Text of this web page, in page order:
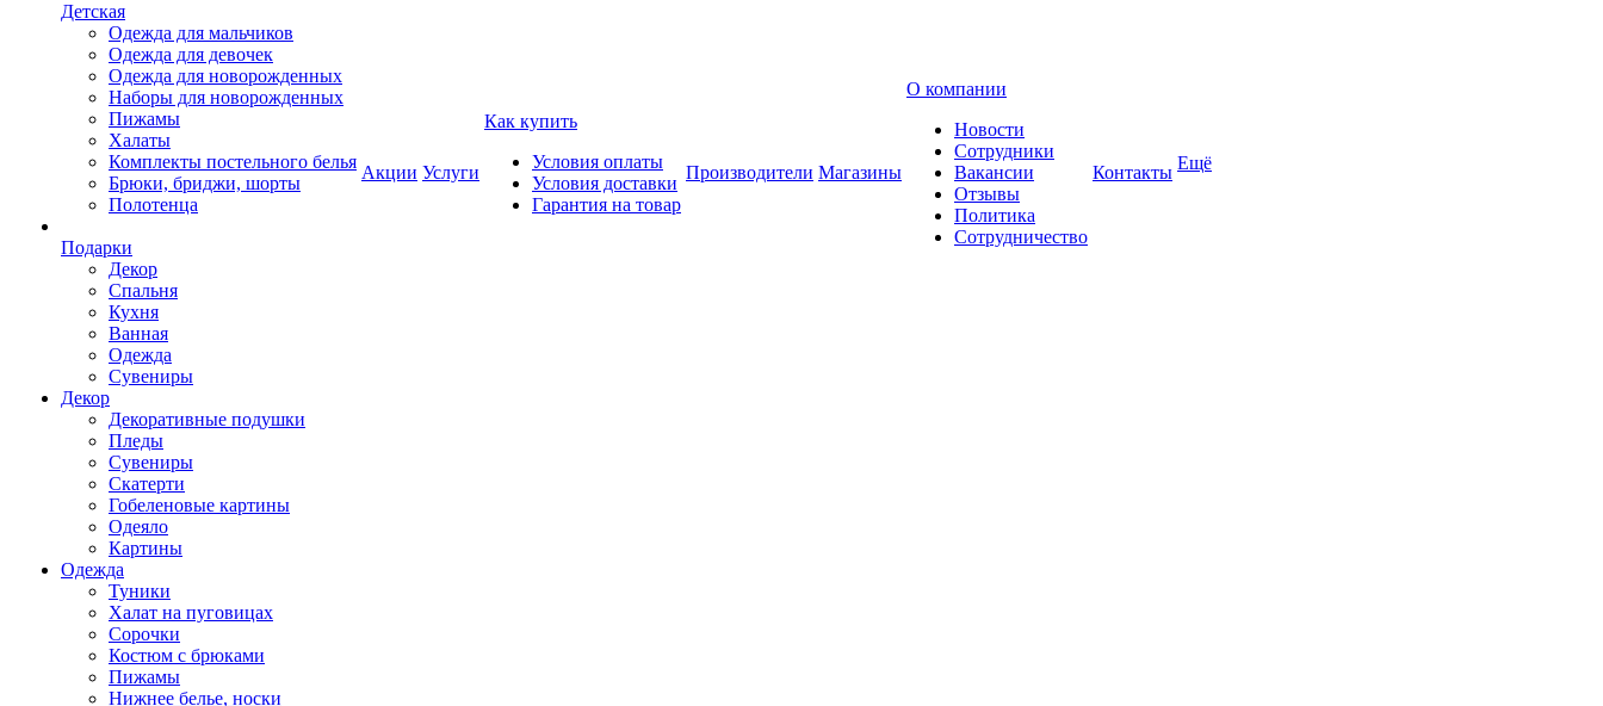
Детская
Одежда для мальчиков
Одежда для девочек
Одежда для новорожденных
Наборы для новорожденных
Пижамы
Халаты
Комплекты постельного белья
Брюки, бриджи, шорты
Полотенца
Подарки
Декор
Спальня
Кухня
Ванная
Одежда
Сувениры
Декор
Декоративные подушки
Пледы
Сувениры
Скатерти
Гобеленовые картины
Одеяло
Картины
Одежда
Туники
Халат на пуговицах
Сорочки
Костюм с брюками
Пижамы
Нижнее белье, носки
Акции Услуги
Как купить
Условия оплаты
Условия доставки
Гарантия на товар
Производители Магазины
О компании
Новости
Сотрудники
Вакансии
Отзывы
Политика
Сотрудничество
Контакты Ещё